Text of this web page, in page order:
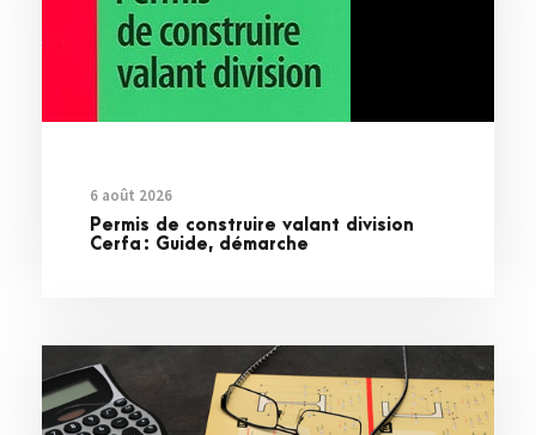
6 août 2026
Permis de construire valant division
Cerfa : Guide, démarche